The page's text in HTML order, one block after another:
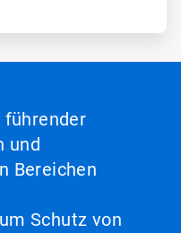
und
Bereichen
Schutz von